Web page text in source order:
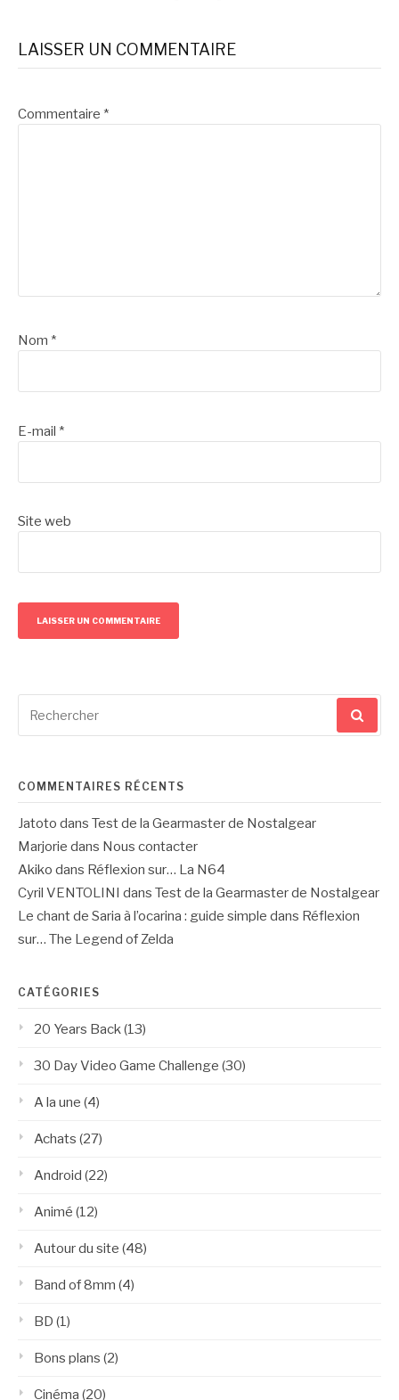
suite
LAISSER UN COMMENTAIRE
Commentaire *
Nom *
E-mail *
Site web
pour
COMMENTAIRES RÉCENTS
Jatoto dans Test de la Gearmaster de Nostalgear
Marjorie dans Nous contacter
Akiko dans Réflexion sur… La N64
Cyril VENTOLINI dans Test de la Gearmaster de Nostalgear
Le chant de Saria à l’ocarina : guide simple dans Réflexion
sur… The Legend of Zelda
CATÉGORIES
20 Years Back(13)
30 Day Video Game Challenge (30)
A la une (4)
Achats (27)
Android (22)
Animé (12)
Autour du site (48)
Band of 8mm (4)
BD (1)
Bons plans (2)
Cinéma (20)